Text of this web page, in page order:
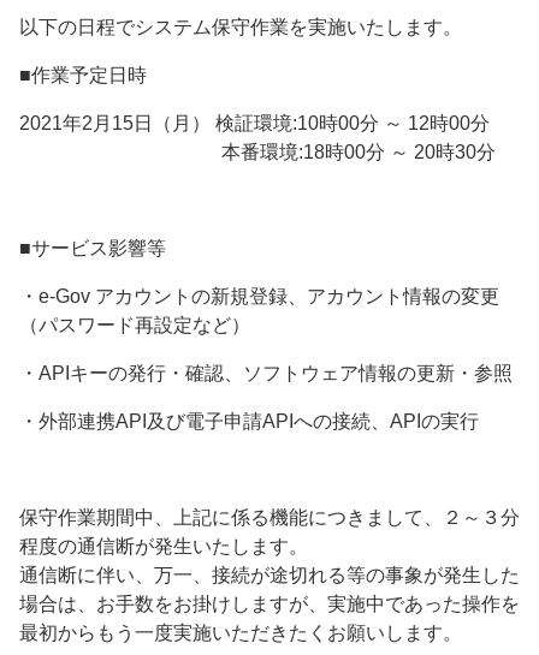
以下の日程でシステム保守作業を実施いたします。
■作業予定日時
2021年2月15日（月） 検証環境:10時00分 ～ 12時00分
本番環境:18時00分 ～ 20時30分
■サービス影響等
・e-Gov アカウントの新規登録、アカウント情報の変更
（パスワード再設定など）
・APIキーの発行・確認、ソフトウェア情報の更新・参照
・外部連携API及び電子申請APIへの接続、APIの実行
保守作業期間中、上記に係る機能につきまして、２～３分
程度の通信断が発生いたします。
通信断に伴い、万一、接続が途切れる等の事象が発生した
場合は、お手数をお掛けしますが、実施中であった操作を
最初からもう一度実施いただきたくお願いします。